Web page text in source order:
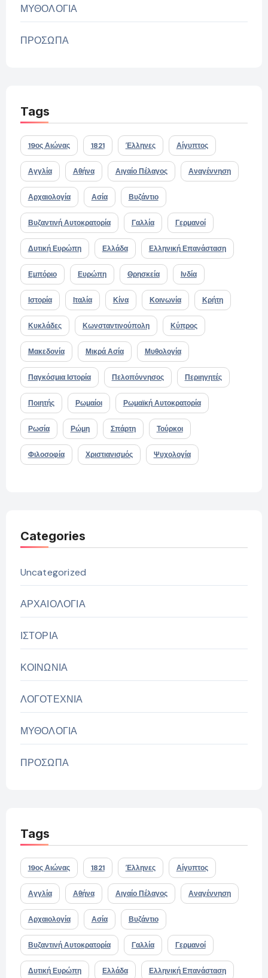
ΜΥΘΟΛΟΓΙΑ
ΠΡΟΣΩΠΑ
Tags
19ος Αιώνας 1821 Έλληνες Αίγυπτος
Αγγλία Αθήνα Αιγαίο Πέλαγος Αναγέννηση
Αρχαιολογία Ασία Βυζάντιο
Βυζαντινή Αυτοκρατορία Γαλλία Γερμανοί
Δυτική Ευρώπη Ελλάδα Ελληνική Επανάσταση
Εμπόριο Ευρώπη Θρησκεία Ινδία
Ιστορία Ιταλία Κίνα Κοινωνία Κρήτη
Κυκλάδες Κωνσταντινούπολη Κύπρος
Μακεδονία Μικρά Ασία Μυθολογία
Παγκόσμια Ιστορία Πελοπόννησος Περιηγητές
Ποιητής Ρωμαίοι Ρωμαϊκή Αυτοκρατορία
Ρωσία Ρώμη Σπάρτη Τούρκοι
Φιλοσοφία Χριστιανισμός Ψυχολογία
Categories
Uncategorized
ΑΡΧΑΙΟΛΟΓΙΑ
ΙΣΤΟΡΙΑ
ΚΟΙΝΩΝΙΑ
ΛΟΓΟΤΕΧΝΙΑ
ΜΥΘΟΛΟΓΙΑ
ΠΡΟΣΩΠΑ
Tags
19ος Αιώνας 1821 Έλληνες Αίγυπτος
Αγγλία Αθήνα Αιγαίο Πέλαγος Αναγέννηση
Αρχαιολογία Ασία Βυζάντιο
Βυζαντινή Αυτοκρατορία Γαλλία Γερμανοί
Δυτική Ευρώπη Ελλάδα Ελληνική Επανάσταση